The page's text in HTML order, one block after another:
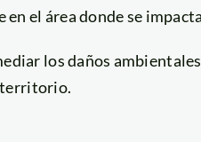
el área donde se
los daños
territorio.